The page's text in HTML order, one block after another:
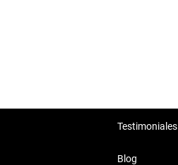
Testimoniales
Blog